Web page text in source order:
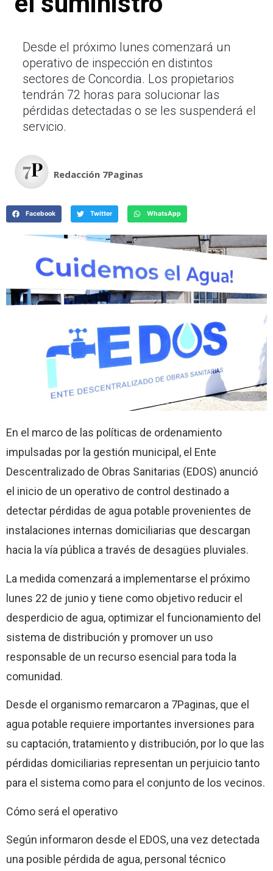
Desde el próximo lunes comenzará un
operativo de inspección en distintos
sectores de Concordia. Los propietarios
tendrán 72 horas para solucionar las
pérdidas detectadas o se les suspenderá el
servicio.
Redacción 7Paginas
Facebook Twitter WhatsApp
En el marco de las políticas de ordenamiento
impulsadas por la gestión municipal, el Ente
Descentralizado de Obras Sanitarias (EDOS) anunció
el inicio de un operativo de control destinado a
detectar pérdidas de agua potable provenientes de
instalaciones internas domiciliarias que descargan
hacia la vía pública a través de desagües pluviales.
La medida comenzará a implementarse el próximo
lunes 22 de junio y tiene como objetivo reducir el
desperdicio de agua, optimizar el funcionamiento del
sistema de distribución y promover un uso
responsable de un recurso esencial para toda la
comunidad.
Desde el organismo remarcaron a 7Paginas, que el
agua potable requiere importantes inversiones para
su captación, tratamiento y distribución, por lo que las
pérdidas domiciliarias representan un perjuicio tanto
para el sistema como para el conjunto de los vecinos.
Cómo será el operativo
Según informaron desde el EDOS, una vez detectada
una posible pérdida de agua, personal técnico